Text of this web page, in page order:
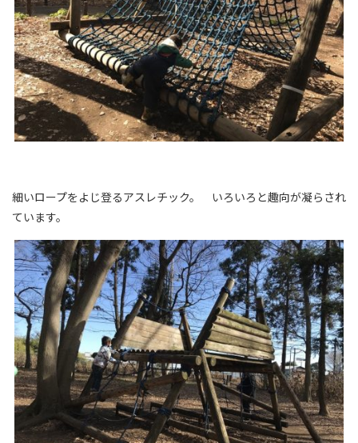
細いロープをよじ登るアスレチック。 いろいろと趣向が凝らされ
ています。